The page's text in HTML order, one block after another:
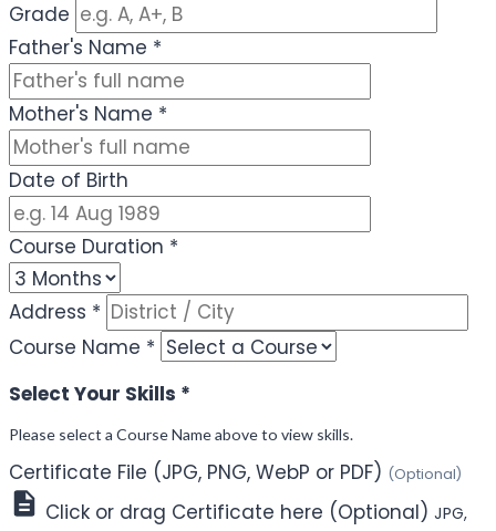
Grade
Father's Name *
Mother's Name *
Date of Birth
Course Duration *
Address *
Course Name *
Select Your Skills *
Please select a Course Name above to view skills.
Certificate File (JPG, PNG, WebP or PDF) (Optional)
Click or drag Certificate here (Optional) JPG,